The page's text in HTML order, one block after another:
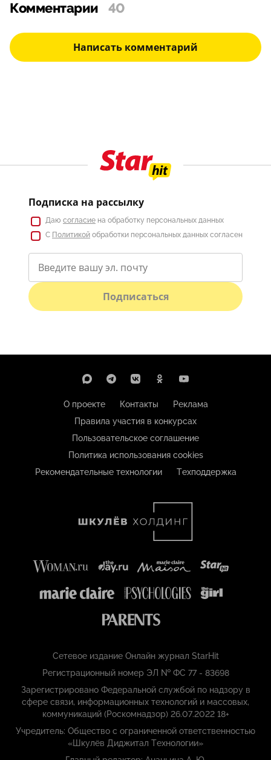
Комментарии 40
Написать комментарий
Подписка на рассылку
Даю согласие на обработку персональных данных
С Политикой обработки персональных данных согласен
Подписаться
О проекте Контакты
Реклама
Правила участия в конкурсах
Пользовательское соглашение
Политика использования cookies
Рекомендательные технологии
Техподдержка
Сетевое издание Онлайн журнал StarHit
Регистрационный номер ЭЛ № ФС 77 - 83698
Зарегистрировано Федеральной службой по надзору в
сфере связи, информационных технологий и массовых,
коммуникаций (Роскомнадзор) 26.07.2022 18+
Учредитель: Общество с ограниченной ответственностью
«Шкулёв Диджитал Технологии»